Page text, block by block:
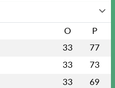
O P
33 77
33 73
33 69